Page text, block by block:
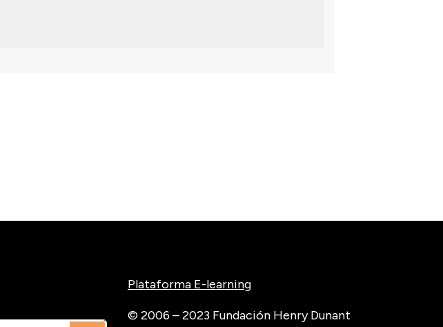
Plataforma E-learning
© 2006 – 2023 Fundación Henry Dunant